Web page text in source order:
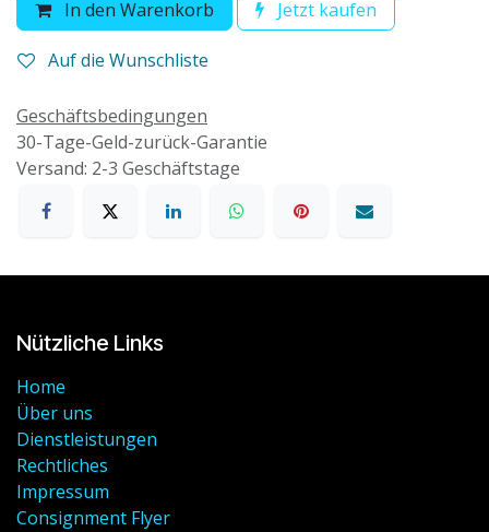
In den Warenkorb Jetzt kaufen
Auf die Wunschliste
Geschäftsbedingungen
30-Tage-Geld-zurück-Garantie
Versand: 2-3 Geschäftstage
Nützliche Links
Home
Über uns
Dienstleistungen
Rechtliches
Impressum
Consignment Flyer